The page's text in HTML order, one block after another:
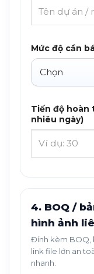
Mức độ cần
Tiến độ
nhiêu ngày)
4. BOQ /
hình ảnh
Đính kèm BOQ,
link file lớn an
nhanh.